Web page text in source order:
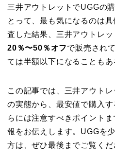
三井アウトレットでUGGの
とって、最も気になるのは
査した結果、三井アウトレ
20％〜50％オフで販売され
ては半額以下になることもあ
この記事では、三井アウト
の実態から、最安値で購入
らには注意すべきポイント
報をお伝えします。UGGを
方は、ぜひ最後までご覧くだ